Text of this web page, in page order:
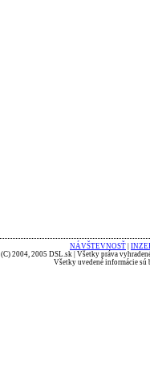
NÁVŠTEVNOSŤ
(C) 2004, 2005 DSL.sk | Všetky práva
Všetky uvedené informácie sú